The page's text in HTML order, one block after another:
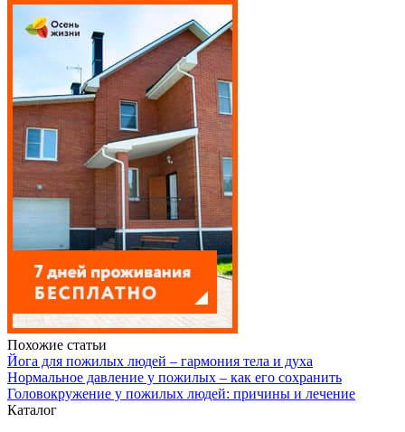
Похожие статьи
Йога для пожилых людей – гармония тела и духа
Нормальное давление у пожилых – как его сохранить
Головокружение у пожилых людей: причины и лечение
Каталог